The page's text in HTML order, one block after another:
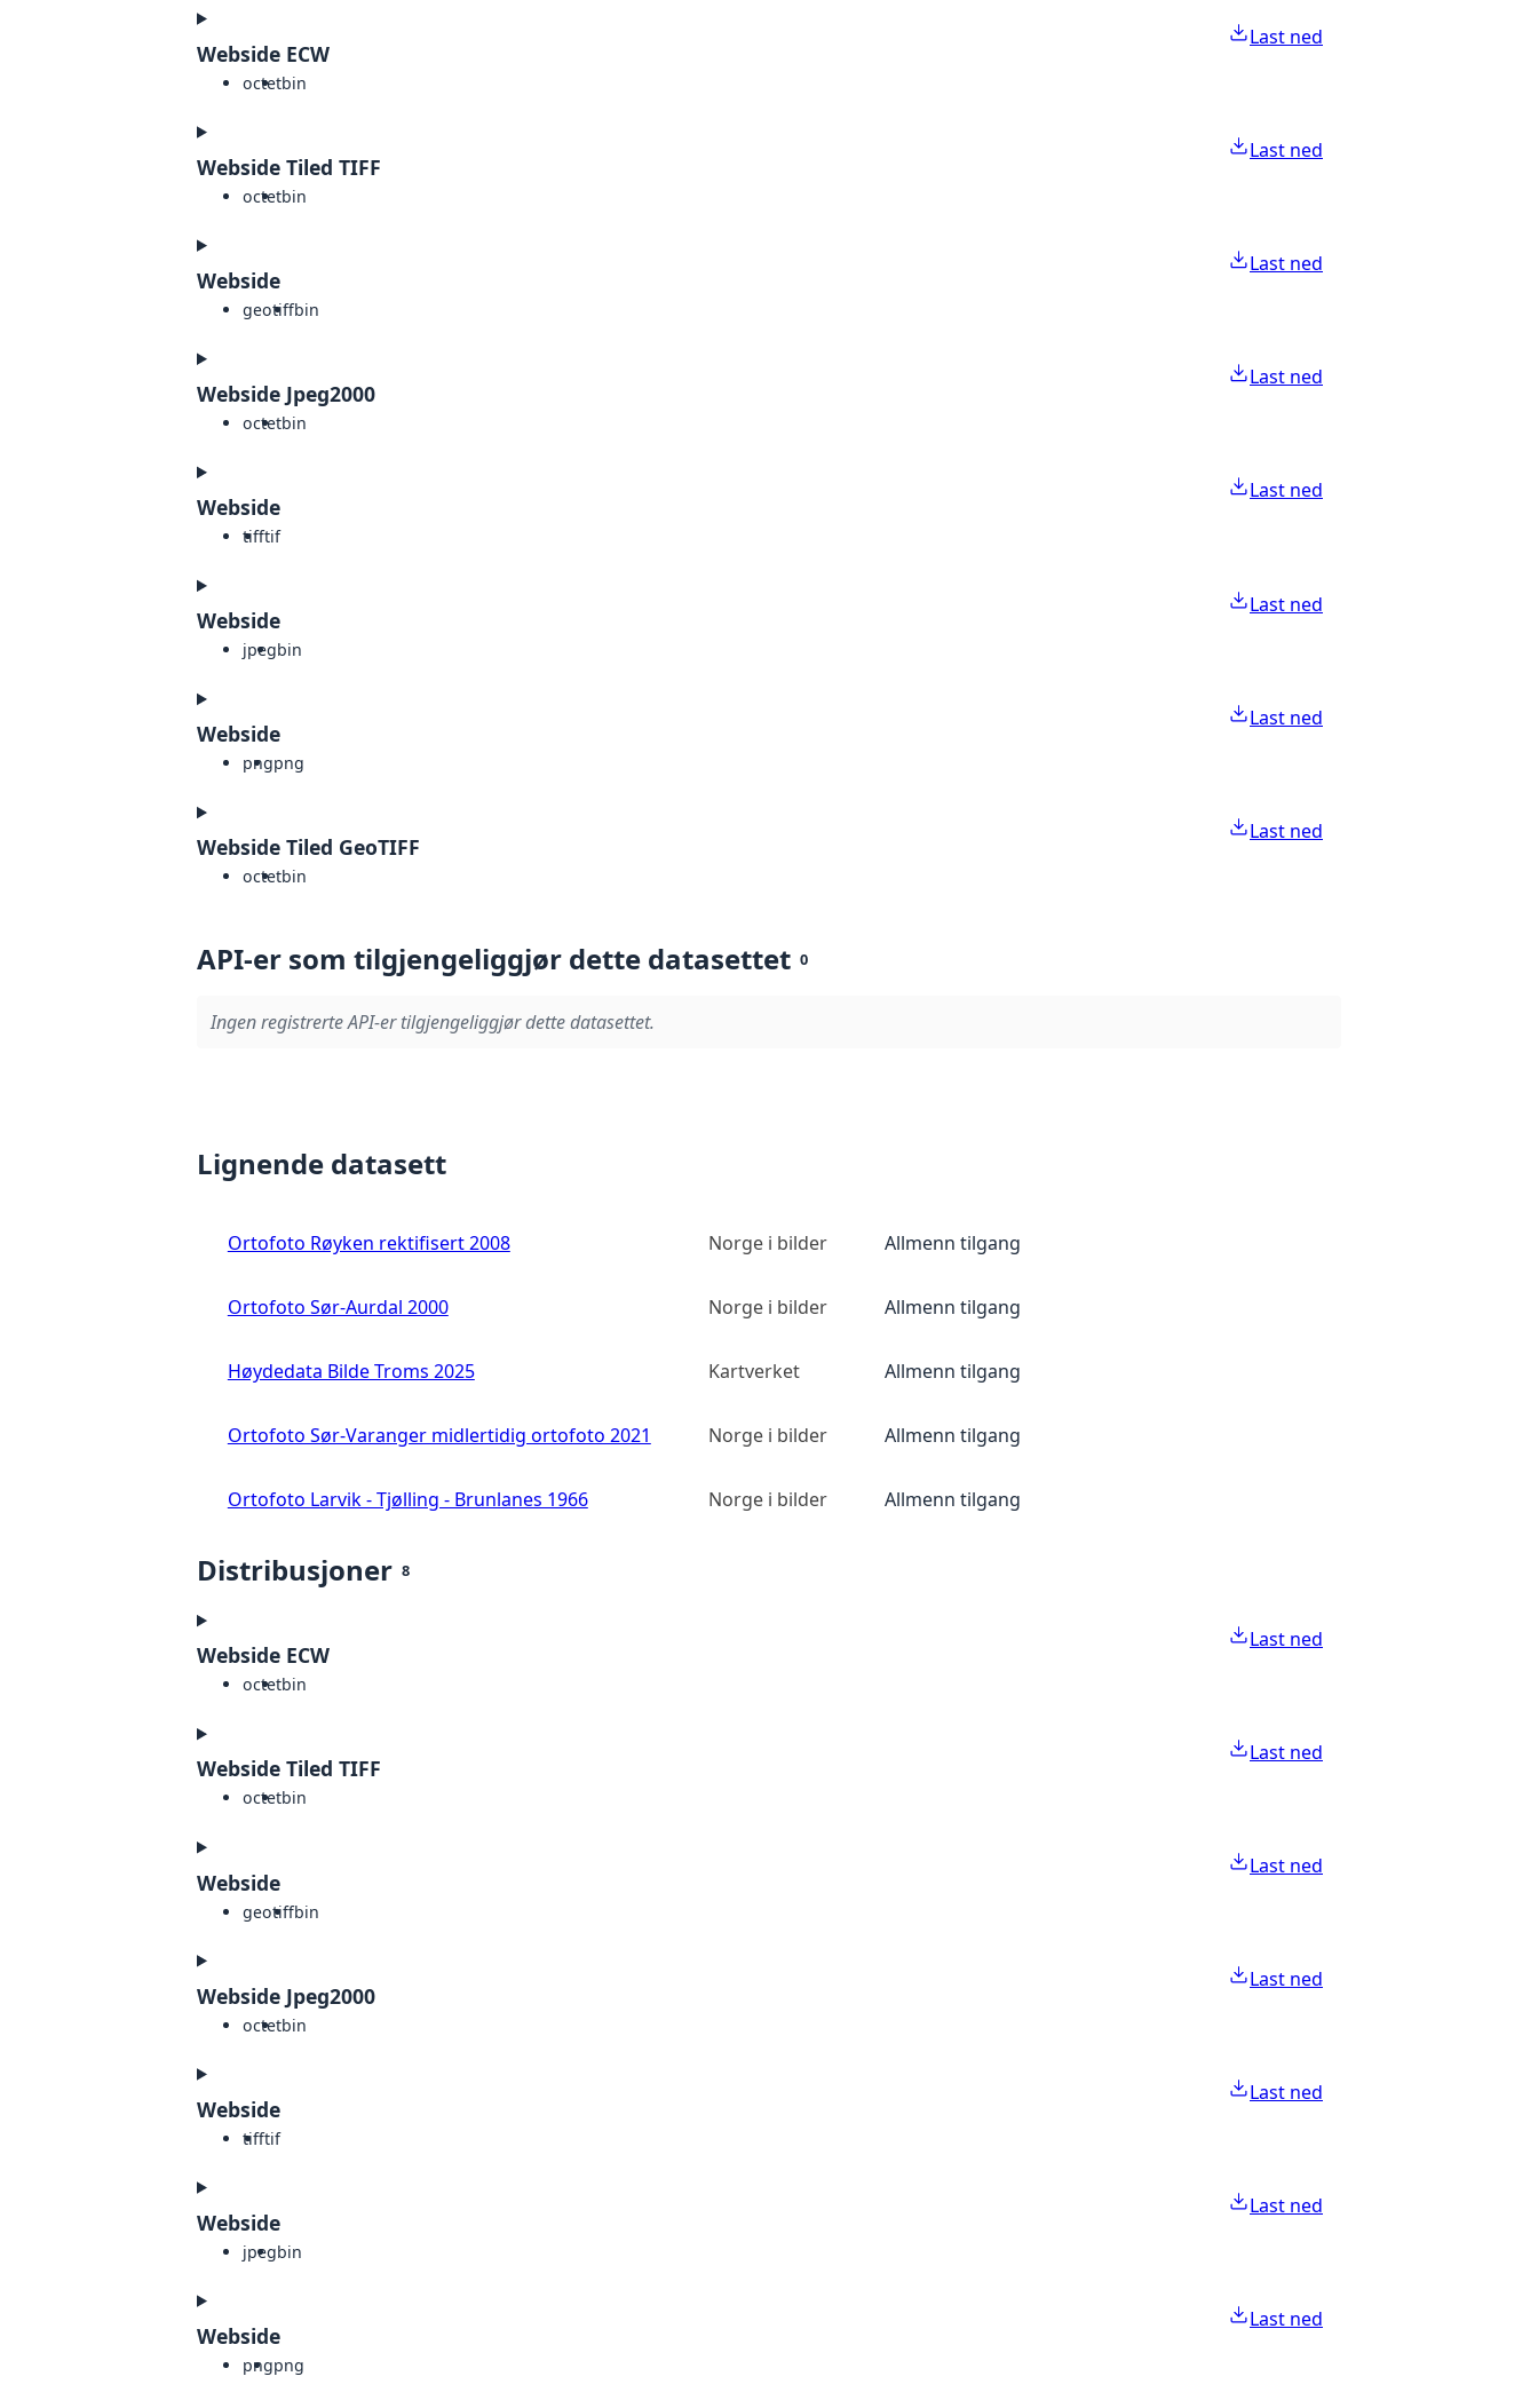
Webside ECW
octetbin
Last ned
Webside Tiled TIFF
octetbin
Last ned
Webside
geotiffbin
Last ned
Webside Jpeg2000
octetbin
Last ned
Webside
tifftif
Last ned
Webside
jpegbin
Last ned
Webside
pngpng
Last ned
Webside Tiled GeoTIFF
octetbin
Last ned
API-er som tilgjengeliggjør dette datasettet 0
Ingen registrerte API-er tilgjengeliggjør dette datasettet.
Lignende datasett
Ortofoto Røyken rektifisert 2008 Norge i bilder Allmenn tilgang
Ortofoto Sør-Aurdal 2000 Norge i bilder Allmenn tilgang
Høydedata Bilde Troms 2025 Kartverket Allmenn tilgang
Ortofoto Sør-Varanger midlertidig ortofoto 2021 Norge i bilder Allmenn tilgang
Ortofoto Larvik - Tjølling - Brunlanes 1966 Norge i bilder Allmenn tilgang
Distribusjoner 8
Webside ECW
octetbin
Last ned
Webside Tiled TIFF
octetbin
Last ned
Webside
geotiffbin
Last ned
Webside Jpeg2000
octetbin
Last ned
Webside
tifftif
Last ned
Webside
jpegbin
Last ned
Webside
pngpng
Last ned